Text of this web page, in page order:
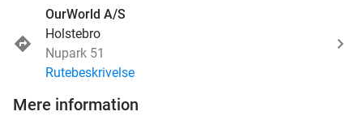
OurWorld A/S
Holstebro
Nupark 51
Rutebeskrivelse
Mere information